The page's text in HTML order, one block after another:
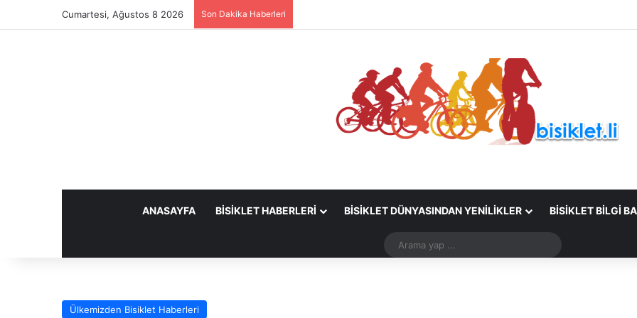
Cumartesi, Ağustos 8 2026 Son Dakika Haberleri
ANASAYFA BISIKLET HABERLERI BISIKLET DÜNYASINDAN YENILIKLER BISIKLET BILGI
Ülkemizden Bisiklet Haberleri